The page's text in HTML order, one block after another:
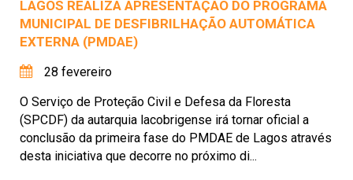
LAGOS REALIZA APRESENTAÇÃO DO PROGRAMA
MUNICIPAL DE DESFIBRILHAÇÃO AUTOMÁTICA
EXTERNA (PMDAE)
28 fevereiro
O Serviço de Proteção Civil e Defesa da Floresta
(SPCDF) da autarquia lacobrigense irá tornar oficial a
conclusão da primeira fase do PMDAE de Lagos através
desta iniciativa que decorre no próximo di...